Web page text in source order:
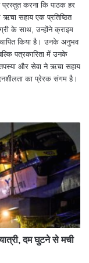
करना कि पाठक हर
सहाय एक प्रतिष्ठित
के साथ, उन्होंने क्राइम
किया है। उनके अनुभव
पत्रकारिता में उनके
तपस्या और सेवा ने ऋचा सहाय
का प्रेरक संगम है।
दम घुटने से मची